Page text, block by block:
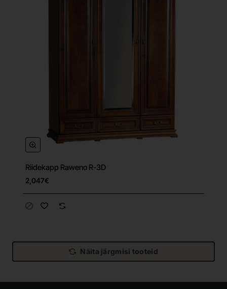
Riidekapp Raweno R-3D
2,047€
Näita järgmisi tooteid